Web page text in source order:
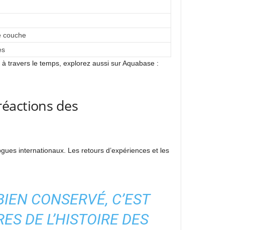
couche
travers le temps, explorez aussi sur Aquabase :
des
internationaux. Les retours d’expériences et les
CONSERVÉ, C’EST
DE L’HISTOIRE DES